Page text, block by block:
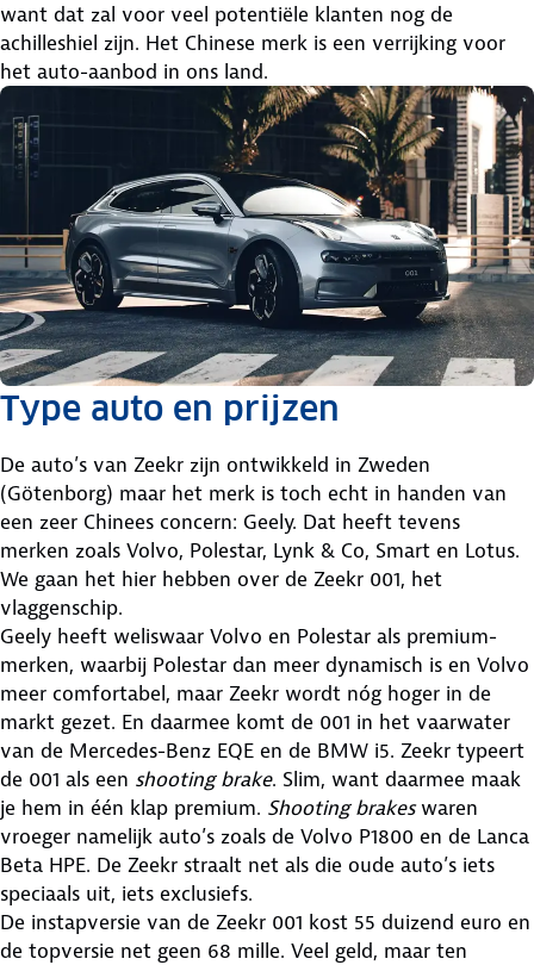
want dat zal voor veel potentiële klanten nog de
achilleshiel zijn. Het Chinese merk is een verrijking voor
het auto-aanbod in ons land.
Type auto en prijzen
De auto’s van Zeekr zijn ontwikkeld in Zweden
(Götenborg) maar het merk is toch echt in handen van
een zeer Chinees concern: Geely. Dat heeft tevens
merken zoals Volvo, Polestar, Lynk & Co, Smart en Lotus.
We gaan het hier hebben over de Zeekr 001, het
vlaggenschip.
Geely heeft weliswaar Volvo en Polestar als premium-
merken, waarbij Polestar dan meer dynamisch is en Volvo
meer comfortabel, maar Zeekr wordt nóg hoger in de
markt gezet. En daarmee komt de 001 in het vaarwater
van de Mercedes-Benz EQE en de BMW i5. Zeekr typeert
de 001 als een shooting brake. Slim, want daarmee maak
je hem in één klap premium. Shooting brakeswaren
vroeger namelijk auto’s zoals de Volvo P1800 en de Lanca
Beta HPE. De Zeekr straalt net als die oude auto’s iets
speciaals uit, iets exclusiefs.
De instapversie van de Zeekr 001 kost 55 duizend euro en
de topversie net geen 68 mille. Veel geld, maar ten